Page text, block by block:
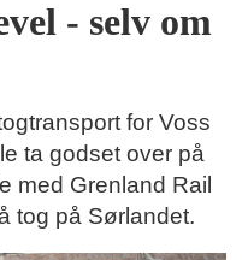
- selv om
for Voss
ta godset over på
med Grenland Rail
tog på Sørlandet.